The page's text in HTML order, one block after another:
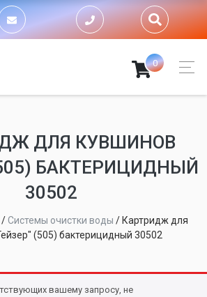
0
ДЛЯ КУВШИНОВ
БАКТЕРИЦИДНЫЙ
30502
/Системы очистки воды / Картридж для
(505) бактерицидный 30502
вашему запросу, не